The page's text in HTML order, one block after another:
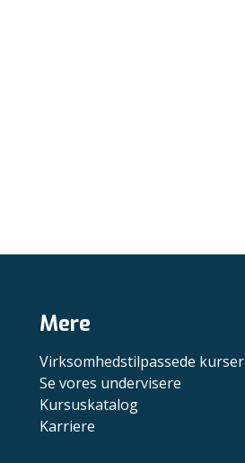
Mere
Virksomhedstilpassede kurser
Se vores undervisere
Kursuskatalog
Karriere